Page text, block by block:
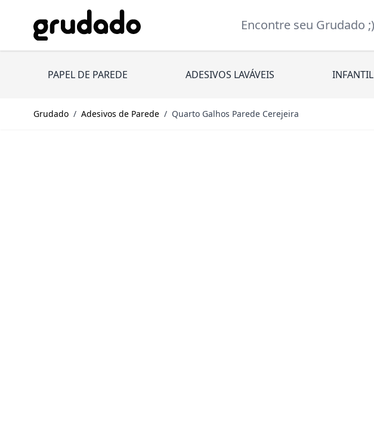
Pular para o conteúdo
Encontre seu Grudado ;)
PAPEL DE PAREDE ADESIVOS LAVÁVEIS INFANTIL
Grudado / Adesivos de Parede / Quarto Galhos Parede Cerejeira